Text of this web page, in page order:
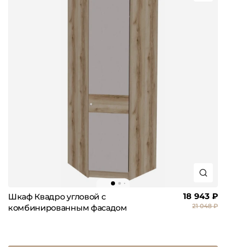
Шкаф Квадро угловой с
комбинированным фасадом
18 943 ₽
21 048 ₽